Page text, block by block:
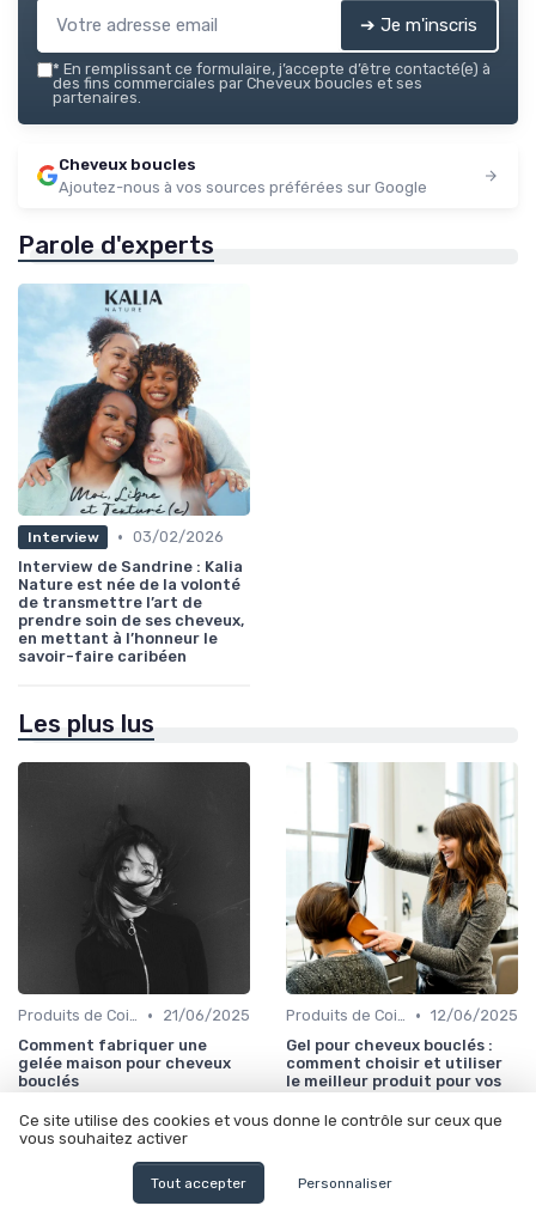
➔ Je m'inscris
* En remplissant ce formulaire, j’accepte d’être contacté(e) à
des fins commerciales par Cheveux boucles et ses
partenaires.
Cheveux boucles
Ajoutez-nous à vos sources préférées sur Google
Parole d'experts
Interview • 03/02/2026
Interview de Sandrine : Kalia
Nature est née de la volonté
de transmettre l’art de
prendre soin de ses cheveux,
en mettant à l’honneur le
savoir-faire caribéen
Les plus lus
Produits de Coiffage •
21/06/2025
Comment fabriquer une
gelée maison pour cheveux
bouclés
Produits de Coiffage • 12/06/2025
Gel pour cheveux bouclés :
comment choisir et utiliser
le meilleur produit pour vos
Ce site utilise des cookies et vous donne le contrôle sur ceux que
vous souhaitez activer
Tout accepter Personnaliser